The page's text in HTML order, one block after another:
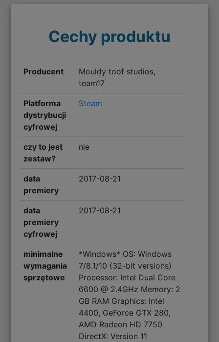
Cechy produktu
Producent
Mouldy toof studios,
team17
Platforma
dystrybucji
cyfrowej
Steam
czy to jest
zestaw?
nie
data
premiery
2017-08-21
data
premiery
cyfrowej
2017-08-21
minimalne
wymagania
sprzętowe
*Windows* OS: Windows
7/8.1/10 (32-bit versions)
Processor: Intel Dual Core
6600 @ 2.4GHz Memory: 2
GB RAM Graphics: Intel
4400, GeForce GTX 280,
AMD Radeon HD 7750
DirectX: Version 11